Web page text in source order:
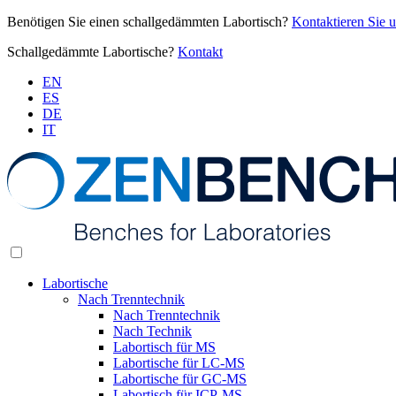
Benötigen Sie einen schallgedämmten Labortisch? Kontaktieren Sie
Schallgedämmte Labortische? Kontakt
EN
ES
DE
IT
Labortische
Nach Trenntechnik
Nach Trenntechnik
Nach Technik
Labortisch für MS
Labortische für LC-MS
Labortische für GC-MS